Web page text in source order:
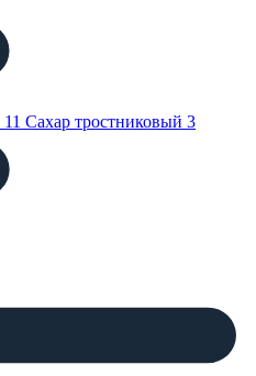
11 Сахар тростниковый 3